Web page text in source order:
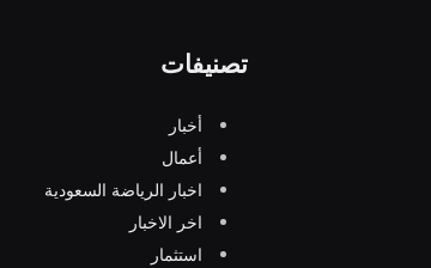
تصنيفات
أخبار
أعمال
اخبار الرياضة السعودية
اخر الاخبار
استثمار